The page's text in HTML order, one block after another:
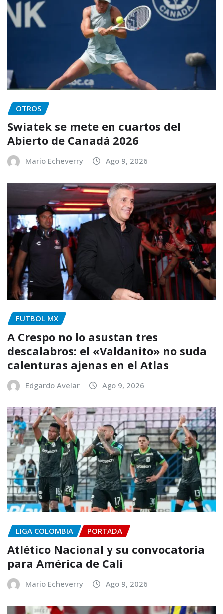
OTROS
Swiatek se mete en cuartos del
Abierto de Canadá 2026
Mario Echeverry Ago 9, 2026
FUTBOL MX
A Crespo no lo asustan tres
descalabros: el «Valdanito» no suda
calenturas ajenas en el Atlas
Edgardo Avelar Ago 9, 2026
LIGA COLOMBIA PORTADA
Atlético Nacional y su convocatoria
para América de Cali
Mario Echeverry Ago 9, 2026